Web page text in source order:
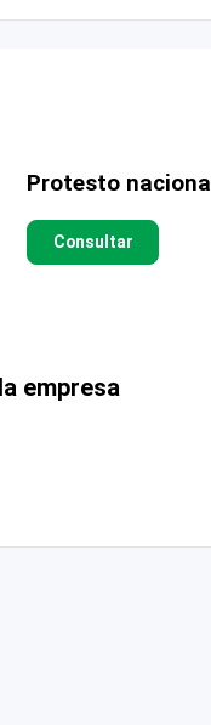
Protesto nacional
Consultar
empresa